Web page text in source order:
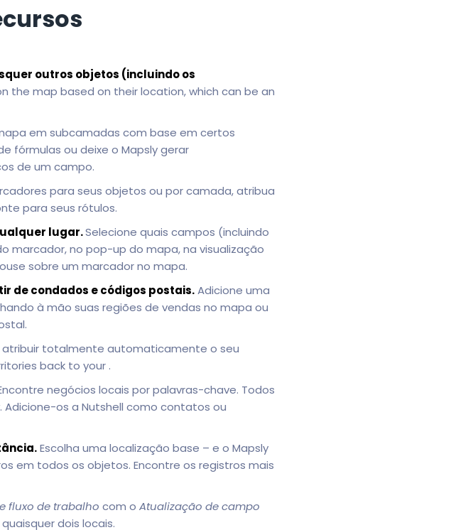
outros objetos (incluindo os
the map based on their location, which can be an
em subcamadas com base em certos
fórmulas ou deixe o Mapsly gerar
de um campo.
para seus objetos ou por camada, atribua
para seus rótulos.
lugar.Selecione quais campos (incluindo
marcador, no pop-up do mapa, na visualização
sobre um marcador no mapa.
de condados e códigos postais.Adicione uma
à mão suas regiões de vendas no mapa ou
atribuir totalmente automaticamente o seu
back to your .
negócios locais por palavras-chave. Todos
Adicione-os a Nutshell como contatos ou
Escolha uma localização base – e o Mapsly
em todos os objetos. Encontre os registros mais
fluxo de trabalho com o Atualização de campo
dois locais.